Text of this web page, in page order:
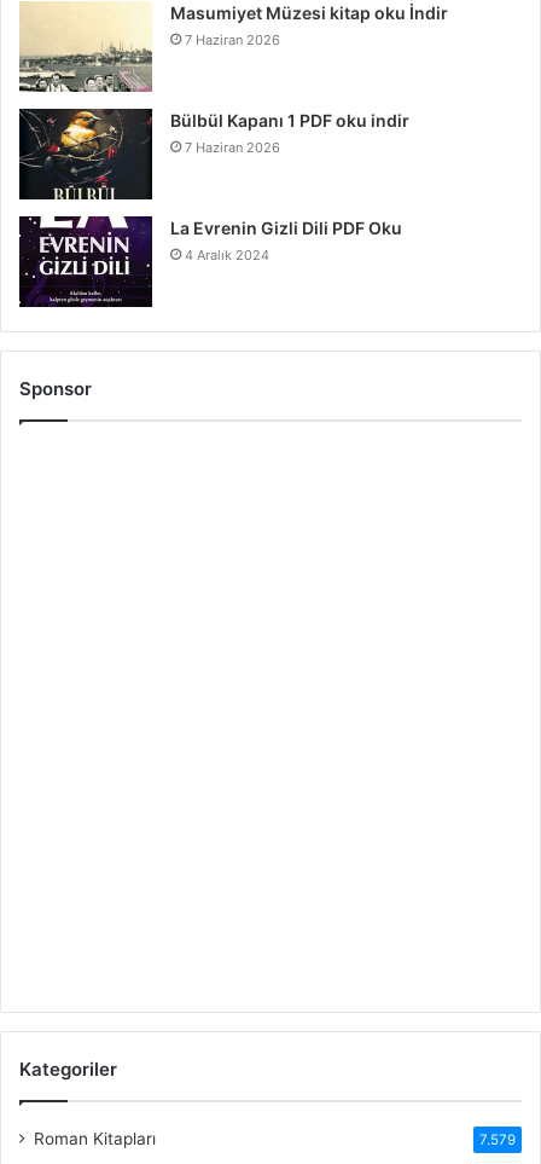
Masumiyet Müzesi kitap oku İndir
7 Haziran 2026
Bülbül Kapanı 1 PDF oku indir
7 Haziran 2026
La Evrenin Gizli Dili PDF Oku
4 Aralık 2024
Sponsor
Kategoriler
Roman Kitapları 7.579